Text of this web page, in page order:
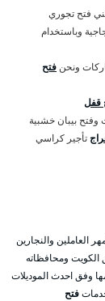
فتح تجوري
وباستخدام
ونحن فتح
قفل
وفتح بيبان خشبية
تأجير كراسي
العاملين والنجارين
ومحافظاته
وفق احدث الموديلات
فتح